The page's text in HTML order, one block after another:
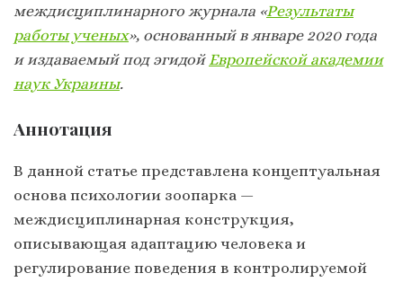
междисциплинарного журнала «Результаты
работы ученых», основанный в январе 2020 года
и издаваемый под эгидой Европейской академии
наук Украины.
Аннотация
В данной статье представлена концептуальная
основа психологии зоопарка —
междисциплинарная конструкция,
описывающая адаптацию человека и
регулирование поведения в контролируемой